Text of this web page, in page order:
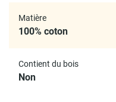
Longueur de l'embrasse
100% coton
Matière
100% coton
Contient du bois
Non